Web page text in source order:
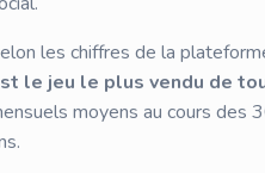
les chiffres de la
le jeu le plus vendu de
moyens au cours des